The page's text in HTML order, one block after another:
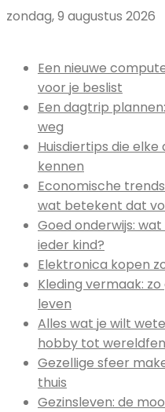
zondag, 9 augustus 2026
Een nieuwe
voor je beslist
Een dagtrip
weg
Huisdiertips die
kennen
Economische
wat betekent dat
Goed onderwijs:
ieder kind?
Elektronica kopen
Kleding vermaak:
leven
Alles wat je wilt
hobby tot
Gezellige sfeer
thuis
Gezinsleven: de